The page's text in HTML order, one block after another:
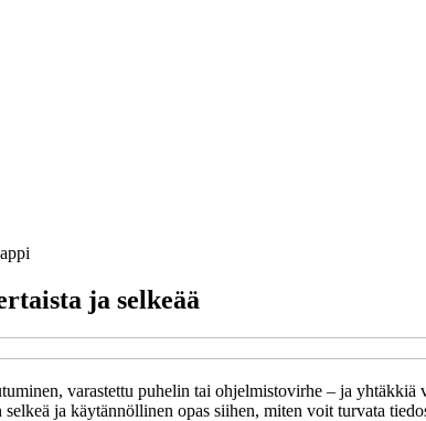
ja selkeää
varastettu puhelin tai ohjelmistovirhe – ja
ja käytännöllinen opas siihen, miten voit turvata